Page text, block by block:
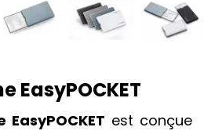
EasyPOCKET
est conçue